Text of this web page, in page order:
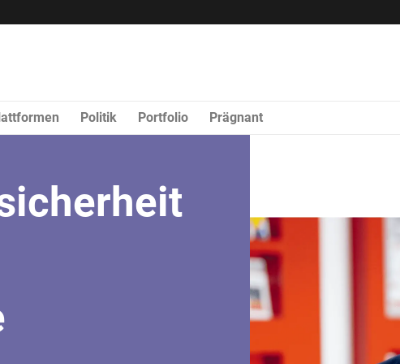
Politik Portfolio Prägnant